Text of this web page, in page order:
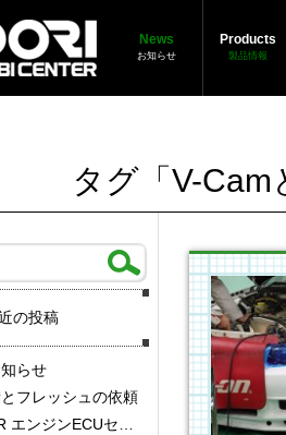
News
お知らせ
Products
製品情報
タグ「V-Cam
の投稿
らせ
フレッシュの依頼
ECUセッティング調整